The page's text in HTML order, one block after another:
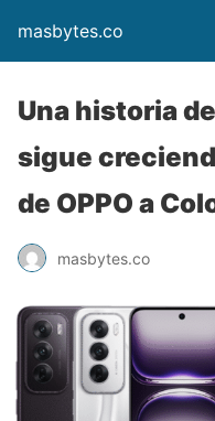
masbytes.co
Una historia
sigue
de OPPO a
masbytes.co